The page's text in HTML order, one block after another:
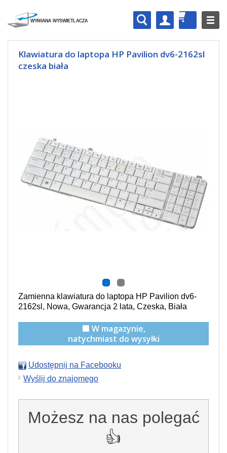
Klawiatura do laptopa HP Pavilion dv6-2162sl
czeska biała
Zamienna klawiatura do laptopa HP Pavilion dv6-
2162sl, Nowa, Gwarancja 2 lata, Czeska, Biała
🟩 W magazynie,
natychmiast do wysyłki
Udostępnij na Facebooku
Wyślij do znajomego
Możesz na nas polegać
👍